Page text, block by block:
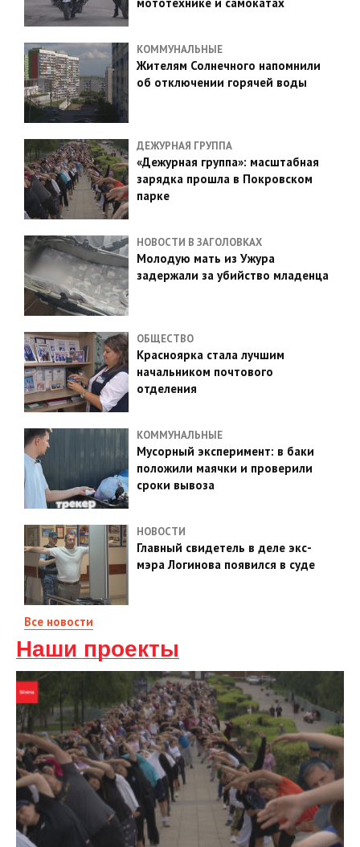
КОММУНАЛЬНЫЕ
Жителям Солнечного напомнили
об отключении горячей воды
ДЕЖУРНАЯ ГРУППА
«Дежурная группа»: масштабная
зарядка прошла в Покровском
парке
НОВОСТИ В ЗАГОЛОВКАХ
Молодую мать из Ужура
задержали за убийство младенца
ОБЩЕСТВО
Красноярка стала лучшим
начальником почтового
отделения
КОММУНАЛЬНЫЕ
Мусорный эксперимент: в баки
положили маячки и проверили
сроки вывоза
НОВОСТИ
Главный свидетель в деле экс-
мэра Логинова появился в суде
Все новости
Наши проекты